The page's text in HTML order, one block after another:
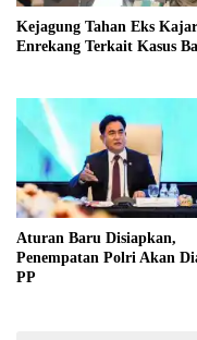
Kejagung Tahan Eks
Enrekang Terkait Kasus
Aturan Baru Disiapkan,
Penempatan Polri Akan
PP